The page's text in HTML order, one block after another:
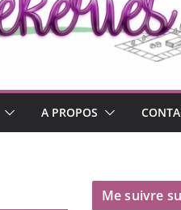
A PROPOS
Me suivre